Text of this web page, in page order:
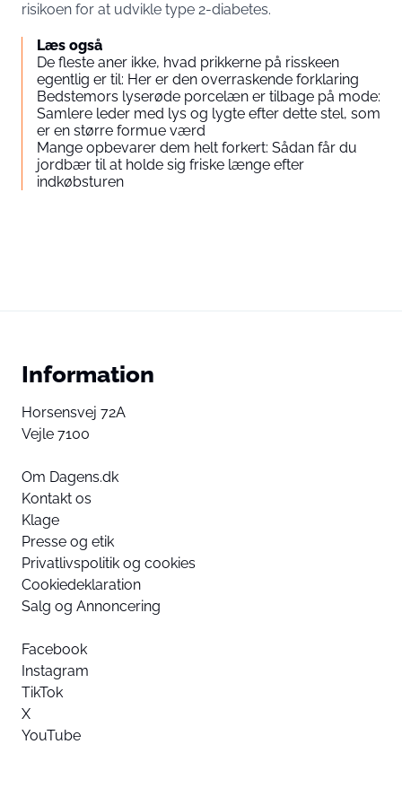
risikoen for at udvikle type 2-diabetes.
Læs også
De fleste aner ikke, hvad prikkerne på risskeen
egentlig er til: Her er den overraskende forklaring
Bedstemors lyserøde porcelæn er tilbage på mode:
Samlere leder med lys og lygte efter dette stel, som
er en større formue værd
Mange opbevarer dem helt forkert: Sådan får du
jordbær til at holde sig friske længe efter
indkøbsturen
Information
Horsensvej 72A
Vejle 7100
Om Dagens.dk
Kontakt os
Klage
Presse og etik
Privatlivspolitik og cookies
Cookiedeklaration
Salg og Annoncering
Facebook
Instagram
TikTok
X
YouTube